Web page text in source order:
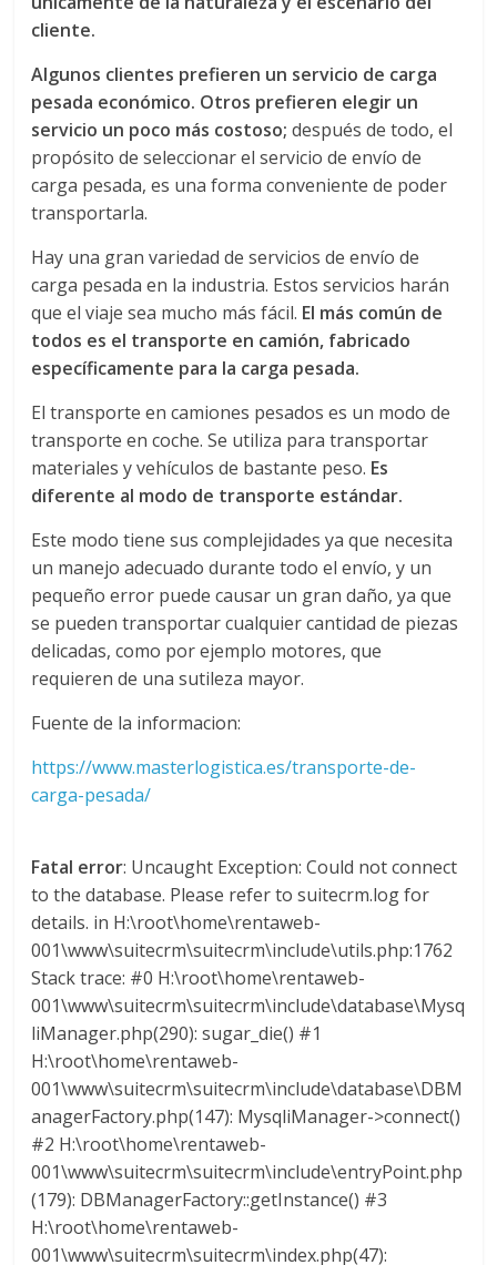
p
o
r
t
e
d
e
E
q
u
p
o
s
y
M
a
q
u
n
cliente.
Algunos clientes prefieren un servicio de carga
pesada económico. Otros prefieren elegir un
servicio un poco más costoso; después de todo, el
propósito de seleccionar el servicio de envío de
carga pesada, es una forma conveniente de poder
transportarla.
Hay una gran variedad de servicios de envío de
carga pesada en la industria. Estos servicios harán
que el viaje sea mucho más fácil. El más común de
todos es el transporte en camión, fabricado
específicamente para la carga pesada.
El transporte en camiones pesados es un modo de
transporte en coche. Se utiliza para transportar
materiales y vehículos de bastante peso. Es
diferente al modo de transporte estándar.
Este modo tiene sus complejidades ya que necesita
un manejo adecuado durante todo el envío, y un
pequeño error puede causar un gran daño, ya que
se pueden transportar cualquier cantidad de piezas
delicadas, como por ejemplo motores, que
requieren de una sutileza mayor.
Fuente de la informacion:
https://www.masterlogistica.es/transporte-de-
carga-pesada/
Fatal error: Uncaught Exception: Could not connect
to the database. Please refer to suitecrm.log for
details. in H:\root\home\rentaweb-
001\www\suitecrm\suitecrm\include\utils.php:1762
Stack trace: #0 H:\root\home\rentaweb-
001\www\suitecrm\suitecrm\include\database\Mysq
liManager.php(290): sugar_die() #1
H:\root\home\rentaweb-
001\www\suitecrm\suitecrm\include\database\DBM
anagerFactory.php(147): MysqliManager->connect()
#2 H:\root\home\rentaweb-
001\www\suitecrm\suitecrm\include\entryPoint.php
(179): DBManagerFactory::getInstance() #3
H:\root\home\rentaweb-
001\www\suitecrm\suitecrm\index.php(47):